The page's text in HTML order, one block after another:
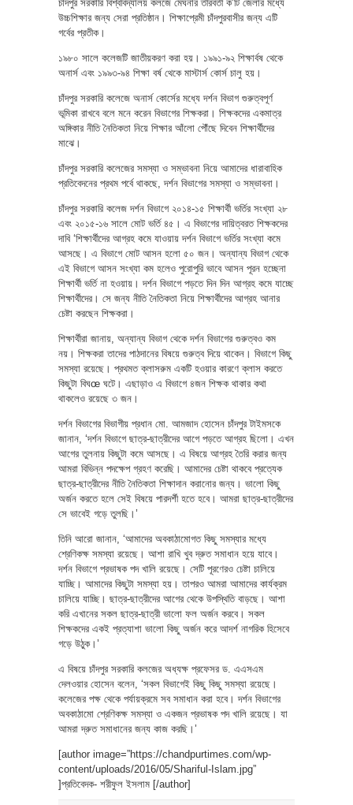
চাঁদপুর সরকারি বিশ্ববিদ্যালয় কলজে মেঘনার তীরবর্তী ক’টি জেলার মধ্যে
উচ্চশিক্ষার জন্য সেরা প্রতিষ্ঠান। শিক্ষাপ্রেমী চাঁদপুরবাসীর জন্য এটি
গর্বের প্রতীক।
১৯৮০ সালে কলেজটি জাতীয়করণ করা হয়। ১৯৯১-৯২ শিক্ষার্বষ থেকে
অনার্স এবং ১৯৯৩-৯৪ শিক্ষা বর্ষ থেকে মাস্টার্স কোর্স চালু হয়।
চাঁদপুর সরকারি কলেজে অনার্স কোর্সের মধ্যে দর্শন বিভাগ গুরুত্বপূর্ণ
ভূমিকা রাখবে বলে মনে করেন বিভাগের শিক্ষকরা। শিক্ষকদের একমাত্র
অঙ্গিকার নীতি নৈতিকতা নিয়ে শিক্ষার আঁলো পৌঁছে দিবেন শিক্ষার্থীদের
মাঝে।
চাঁদপুর সরকারি কলেজের সমস্যা ও সম্ভাবনা নিয়ে আমাদের ধারাবাহিক
প্রতিবেদনের প্রথম পর্বে থাকছে, দর্শন বিভাগের সমস্যা ও সম্ভাবনা।
চাঁদপুর সরকারি কলেজ দর্শন বিভাগে ২০১৪-১৫ শিক্ষার্থী ভর্তির সংখ্যা ২৮
এবং ২০১৫-১৬ সালে মোট ভর্তি ৪৫। এ বিভাগের দায়িত্বরত শিক্ষকদের
দাবি ‘শিক্ষার্থীদের আগ্রহ কমে যাওয়ায় দর্শন বিভাগে ভর্তির সংখ্যা কমে
আসছে। এ বিভাগে মোট আসন হলো ৫০ জন। অন্যান্য বিভাগ থেকে
এই বিভাগে আসন সংখ্যা কম হলেও পুরোপুরি ভাবে আসন পূরন হচ্ছেনা
শিক্ষার্থী ভর্তি না হওয়ায়। দর্শন বিভাগে পড়তে দিন দিন আগ্রহ কমে যাচ্ছে
শিক্ষার্থীদের। সে জন্য নীতি নৈতিকতা নিয়ে শিক্ষার্থীদের আগ্রহ আনার
চেষ্টা করছেন শিক্ষকরা।
শিক্ষার্থীরা জানায়, অন্যান্য বিভাগ থেকে দর্শন বিভাগের গুরুত্বও কম
নয়। শিক্ষকরা তাদের পাঠদানের বিষয়ে গুরুত্ব দিয়ে থাকেন। বিভাগে কিছু
সমস্যা রয়েছে। প্রথমত ক্লাসরুম একটি হওয়ার কারণে ক্লাস করতে
কিছুটা বিঘœ ঘটে। এছাড়াও এ বিভাগে ৪জন শিক্ষক থাকার কথা
থাকলেও রয়েছে ৩ জন।
দর্শন বিভাগের বিভাগীয় প্রধান মো. আমজাদ হোসেন চাঁদপুর টাইমসকে
জানান, ‘দর্শন বিভাগে ছাত্র-ছাত্রীদের আগে পড়তে আগ্রহ ছিলো। এখন
আগের তুলনায় কিছুটা কমে আসছে। এ বিষয়ে আগ্রহ তৈরি করার জন্য
আমরা বিভিন্ন পদক্ষেপ গ্রহণ করেছি। আমাদের চেষ্টা থাকবে প্রত্যেক
ছাত্র-ছাত্রীদের নীতি নৈতিকতা শিক্ষাদান করানোর জন্য। ভালো কিছু
অর্জন করতে হলে সেই বিষয়ে পারদর্শী হতে হবে। আমরা ছাত্র-ছাত্রীদের
সে ভাবেই গড়ে তুলছি।’
তিনি আরো জানান, ‘আমাদের অবকাঠামোগত কিছু সমস্যার মধ্যে
শ্রেণিকক্ষ সমস্যা রয়েছে। আশা রাখি খুব দ্রুত সমাধান হয়ে যাবে।
দর্শন বিভাগে প্রভাষক পদ খালি রয়েছে। সেটি পূরণেরও চেষ্টা চালিয়ে
যাচ্ছি। আমাদের কিছুটা সমস্যা হয়। তাপরও আমরা আমাদের কার্যক্রম
চালিয়ে যাচ্ছি। ছাত্র-ছাত্রীদের আগের থেকে উপস্থিতি বাড়ছে। আশা
করি এখানের সকল ছাত্র-ছাত্রী ভালো ফল অর্জন করবে। সকল
শিক্ষকদের একই প্রত্যাশা ভালো কিছু অর্জন করে আদর্শ নাগরিক হিসেবে
গড়ে উঠুক।’
এ বিষয়ে চাঁদপুর সরকারি কলজের অধ্যক্ষ প্রফেসর ড. এএসএম
দেলওয়ার হোসেন বলেন, ‘সকল বিভাগেই কিছু কিছু সমস্যা রয়েছে।
কলেজের পক্ষ থেকে পর্যায়ক্রমে সব সমাধান করা হবে। দর্শন বিভাগের
অবকাঠামো শ্রেণিকক্ষ সমস্যা ও একজন প্রভাষক পদ খালি রয়েছে। যা
আমরা দ্রুত সমাধানের জন্য কাজ করছি।’
[author image=”https://chandpurtimes.com/wp-
content/uploads/2016/05/Shariful-Islam.jpg”
]প্রতিবেদক- শরীফুল ইসলাম [/author]